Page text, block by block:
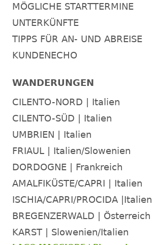
MÖGLICHE STARTTERMINE
UNTERKÜNFTE
TIPPS FÜR AN- UND ABREISE
KUNDENECHO
WANDERUNGEN
CILENTO-NORD | Italien
CILENTO-SÜD | Italien
UMBRIEN | Italien
FRIAUL | Italien/Slowenien
DORDOGNE | Frankreich
AMALFIKÜSTE/CAPRI | Italien
ISCHIA/CAPRI/PROCIDA |Italien
BREGENZERWALD | Österreich
KARST | Slowenien/Italien